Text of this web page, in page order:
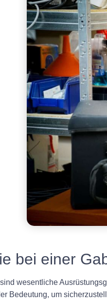
bei einer
wesentliche
Bedeutung, um